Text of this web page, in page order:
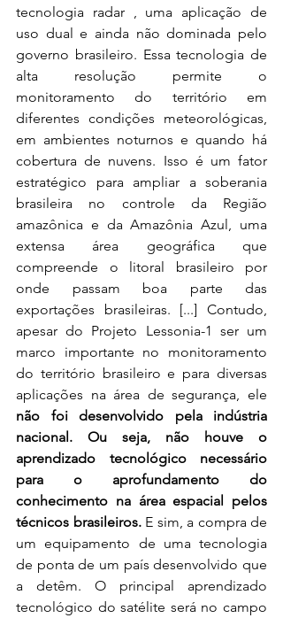
tecnologia radar , uma aplicação de
uso dual e ainda não dominada pelo
governo brasileiro. Essa tecnologia de
alta resolução permite o
monitoramento do território em
diferentes condições meteorológicas,
em ambientes noturnos e quando há
cobertura de nuvens. Isso é um fator
estratégico para ampliar a soberania
brasileira no controle da Região
amazônica e da Amazônia Azul, uma
extensa área geográfica que
compreende o litoral brasileiro por
onde passam boa parte das
exportações brasileiras. [...] Contudo,
apesar do Projeto Lessonia-1 ser um
marco importante no monitoramento
do território brasileiro e para diversas
não foi desenvolvido pela indústria
nacional. Ou seja, não houve o
aprendizado tecnológico necessário
para o aprofundamento do
conhecimento na área espacial pelos
técnicos brasileiros. E sim, a compra de
um equipamento de uma tecnologia
de ponta de um país desenvolvido que
a detêm. O principal aprendizado
tecnológico do satélite será no campo